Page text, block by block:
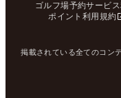
ゴルフ場予約サービ
ポイント利用規約
掲載されている全てのコン